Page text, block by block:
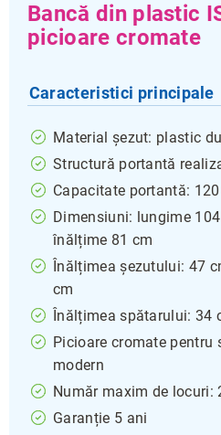
Bancă din plastic
picioare cromate
Caracteristici principale
Material șezut: plastic
Structură portantă
Capacitate portantă:
Dimensiuni: lungime
înălțime 81 cm
Înălțimea șezutului: 47
cm
Înălțimea spătarului: 34
Picioare cromate pentru
modern
Număr maxim de locuri:
Garanție 5 ani